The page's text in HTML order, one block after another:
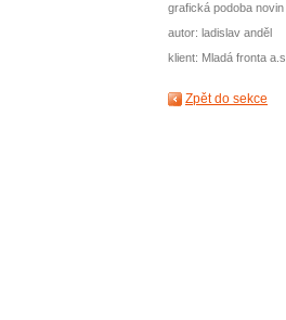
grafická podoba novin
autor: ladislav anděl
klient: Mladá fronta a.s.
Zpět do sekce